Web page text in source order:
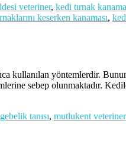
veteriner, kedi tırnak
keserken kanaması,
kullanılan yöntemlerdir.
sebep olunmaktadır.
tanısı, mutlukent veteriner